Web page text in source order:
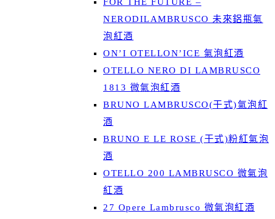
NERODILAMBRUSCO 未來鋁瓶氣
泡紅酒
ON’I OTELLON’ICE 氣泡紅酒
OTELLO NERO DI LAMBRUSCO
1813 微氣泡紅酒
BRUNO LAMBRUSCO(干式)氣泡紅
酒
BRUNO E LE ROSE (干式)粉紅氣泡
酒
OTELLO 200 LAMBRUSCO 微氣泡
紅酒
27 Opere Lambrusco 微氣泡紅酒